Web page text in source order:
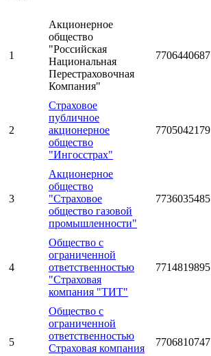
1
Акционерное
общество
"Российская
Национальная
Перестраховочная
Компания"
7706440687
2
Страховое
публичное
акционерное
общество
"Ингосстрах"
7705042179
3
Акционерное
общество
"Страховое
общество газовой
промышленности"
7736035485
4
Общество с
ограниченной
ответственностью
"Страховая
компания "ТИТ"
7714819895
5
Общество с
ограниченной
ответственностью
Страховая компания
7706810747